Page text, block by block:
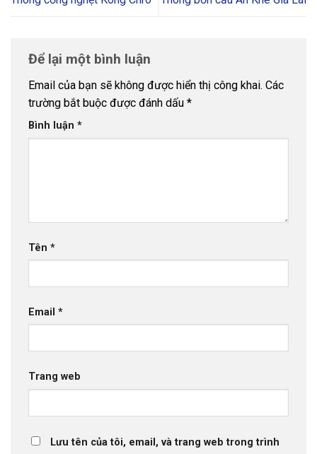
Để lại một bình luận
Email của bạn sẽ không được hiển thị công khai. Các
trường bắt buộc được đánh dấu *
Bình luận *
Tên *
Email *
Trang web
Lưu tên của tôi, email, và trang web trong trình